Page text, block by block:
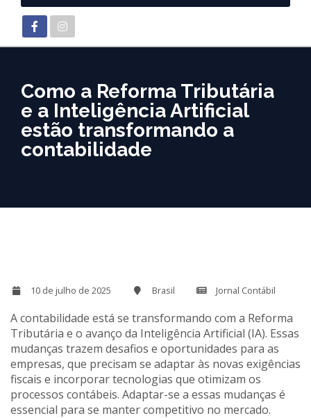
Como a Reforma Tributária
e a Inteligência Artificial
estão transformando a
contabilidade
10 de julho de 2025 Brasil Jornal Contábil
A contabilidade está se transformando com a Reforma
Tributária e o avanço da Inteligência Artificial (IA). Essas
mudanças trazem desafios e oportunidades para as
empresas, que precisam se adaptar às novas exigências
fiscais e incorporar tecnologias que otimizam os
processos contábeis. Adaptar-se a essas mudanças é
essencial para se manter competitivo no mercado.